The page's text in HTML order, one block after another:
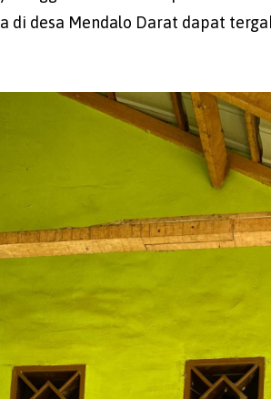
di desa Mendalo Darat dapat